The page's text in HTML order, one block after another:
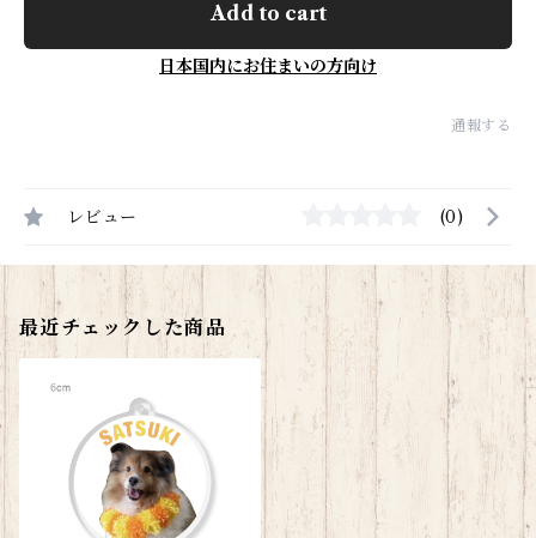
Add to cart
日本国内にお住まいの方向け
通報する
レビュー (0)
最近チェックした商品